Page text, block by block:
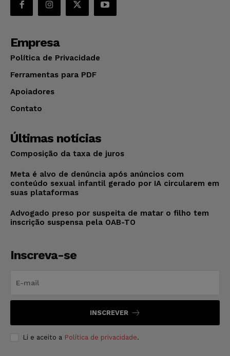
Empresa
Política de Privacidade
Ferramentas para PDF
Apoiadores
Contato
Últimas notícias
Composição da taxa de juros
Meta é alvo de denúncia após anúncios com
conteúdo sexual infantil gerado por IA circularem em
suas plataformas
Advogado preso por suspeita de matar o filho tem
inscrição suspensa pela OAB-TO
Inscreva-se
INSCREVER
Li e aceito a Política de privacidade.